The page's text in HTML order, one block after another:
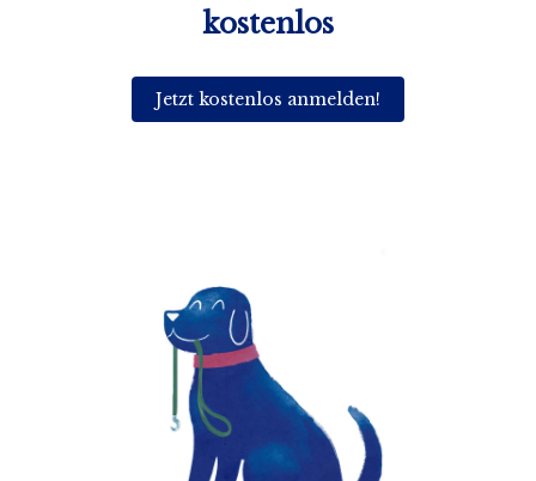
kostenlos
Jetzt kostenlos anmelden!